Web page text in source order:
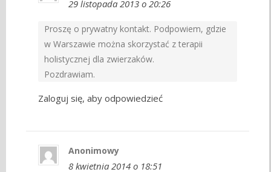
29 listopada 2013 o 20:26
Proszę o prywatny kontakt. Podpowiem, gdzie
w Warszawie można skorzystać z terapii
holistycznej dla zwierzaków.
Pozdrawiam.
Zaloguj się, aby odpowiedzieć
Anonimowy
8 kwietnia 2014 o 18:51